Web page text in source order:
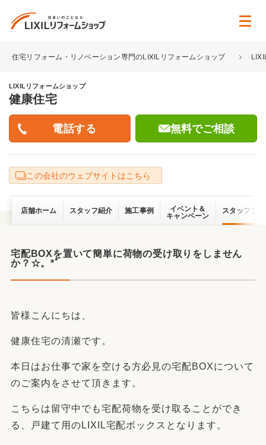
住宅リフォーム・リノベーション専門のLIXILリフォームショップ
LIXILリフォームショップ
健康住宅
無料でご相談
この会社のウェブサイトはこちら
店舗ホーム スタッフ紹介 施工事例
イベント＆
キャンペーン
スタッフブ
宅配BOXを置いて簡単に荷物の受け取りをしません
か？☆。*ﾟ
皆様こんにちは、
健康住宅の清瀬です。
本日はお仕事で家を空ける方必見の宅配BOXについて
のご案内をさせて頂きます。
こちらは留守中でも宅配荷物を受け取ることができ
る、戸建て用のLIXIL宅配ボックスとなります。